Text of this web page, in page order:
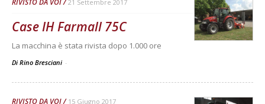
21 Settembre 2017
Case IH Farmall 75C
La macchina è stata rivista dopo 1.000 ore
Di Rino Bresciani -
RIVISTO DA VOI 15 Giugno 2017